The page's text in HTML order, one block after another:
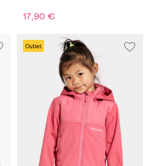
17,90 €
Outlet